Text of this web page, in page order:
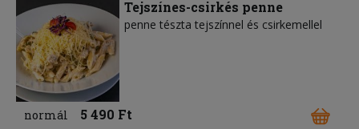
Tejszínes-csirkés penne
penne tészta tejszínnel és csirkemellel
normál 5 490 Ft